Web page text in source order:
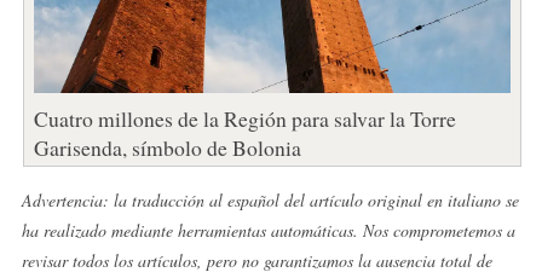
Cuatro millones de la Región para salvar la Torre
Garisenda, símbolo de Bolonia
Advertencia: la traducción al español del artículo original en italiano se
ha realizado mediante herramientas automáticas. Nos comprometemos a
revisar todos los artículos, pero no garantizamos la ausencia total de